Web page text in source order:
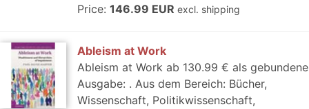
Price: 146.99 EUR excl. shipping
Ableism at Work
Ableism at Work ab 130.99 € als gebundene
Ausgabe: . Aus dem Bereich: Bücher,
Wissenschaft, Politikwissenschaft,